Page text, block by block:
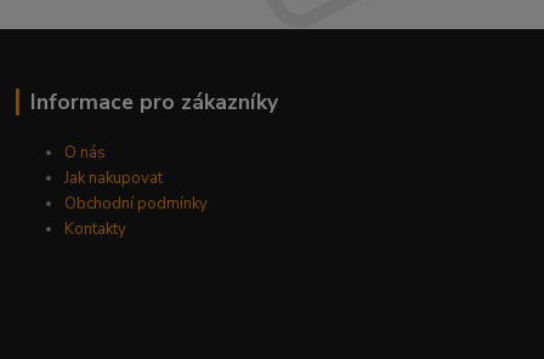
Informace pro zákazníky
O nás
Jak nakupovat
Obchodní podmínky
Kontakty